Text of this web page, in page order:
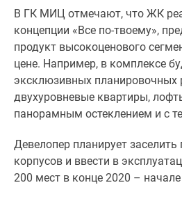
карте
Ипотечный
калькулятор
Семейная
ипотека
Военная
Банки
программы
В ГК МИЦ отмечают, что ЖК
концепции «Все по-твоему»,
продукт высокоценового
цене. Например, в комплексе
эксклюзивных планировочных
двухуровневые квартиры,
панорамным остеклением и с
Девелопер планирует
корпусов и ввести в
200 мест в конце 2020 –